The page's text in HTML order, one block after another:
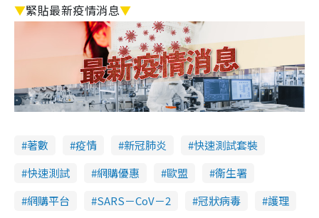
▼緊貼最新疫情消息▼
著數 疫情 新冠肺炎
快速測試套裝
快速測試
網購優惠 歐盟
衞生署
網購平台
SARS－CoV－2 冠狀病毒 護理